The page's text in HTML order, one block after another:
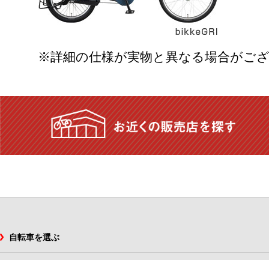
※詳細の仕様が実物と異なる場合がご
自転車を選ぶ